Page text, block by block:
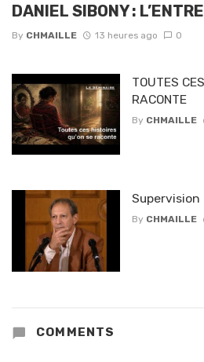
DANIEL SIBONY :
By CHMAILLE 13 heures ago 0
TOUTES
RACONTE
By CHMAILLE
Supervision
By CHMAILLE
COMMENTS